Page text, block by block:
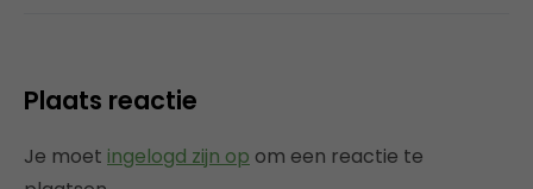
Plaats reactie
Je moet ingelogd zijn op om een reactie te